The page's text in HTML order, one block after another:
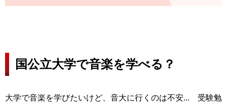
国公立大学で音楽を学べる？
大学で音楽を学びたいけど、音大に行くのは不安... 受験勉